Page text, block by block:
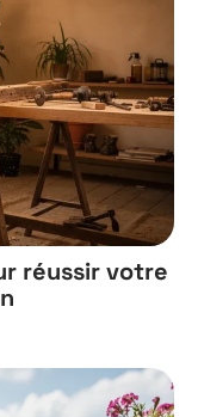
réussir votre